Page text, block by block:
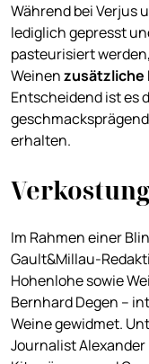
Während bei Verjus
lediglich gepresst
pasteurisiert
Weinen
Entscheidend ist es
erhalten.
Im Rahmen einer
Gault&Millau-
Hohenlohe sowie
Bernhard Degen –
Weine gewidmet.
Journalist